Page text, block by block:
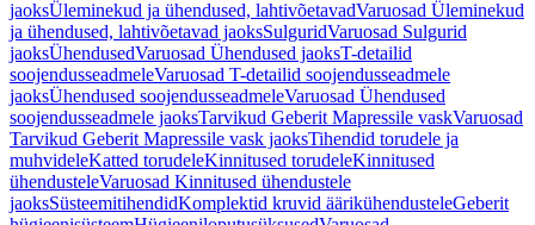
jaoksÜleminekud ja ühendused, lahtivõetavadVaruosad Üleminekud
ja ühendused, lahtivõetavad jaoksSulguridVaruosad Sulgurid
jaoksÜhendusedVaruosad Ühendused jaoksT-detailid
soojendusseadmeleVaruosad T-detailid soojendusseadmele
jaoksÜhendused soojendusseadmeleVaruosad Ühendused
soojendusseadmele jaoksTarvikud Geberit Mapressile vaskVaruosad
Tarvikud Geberit Mapressile vask jaoksTihendid torudele ja
muhvideleKatted torudeleKinnitused torudeleKinnitused
ühendusteleVaruosad Kinnitused ühendustele
jaoksSüsteemitihendidKomplektid kruvid äärikühendusteleGeberit